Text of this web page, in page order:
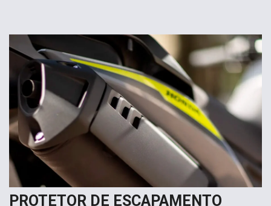
PROTETOR DE ESCAPAMENTO